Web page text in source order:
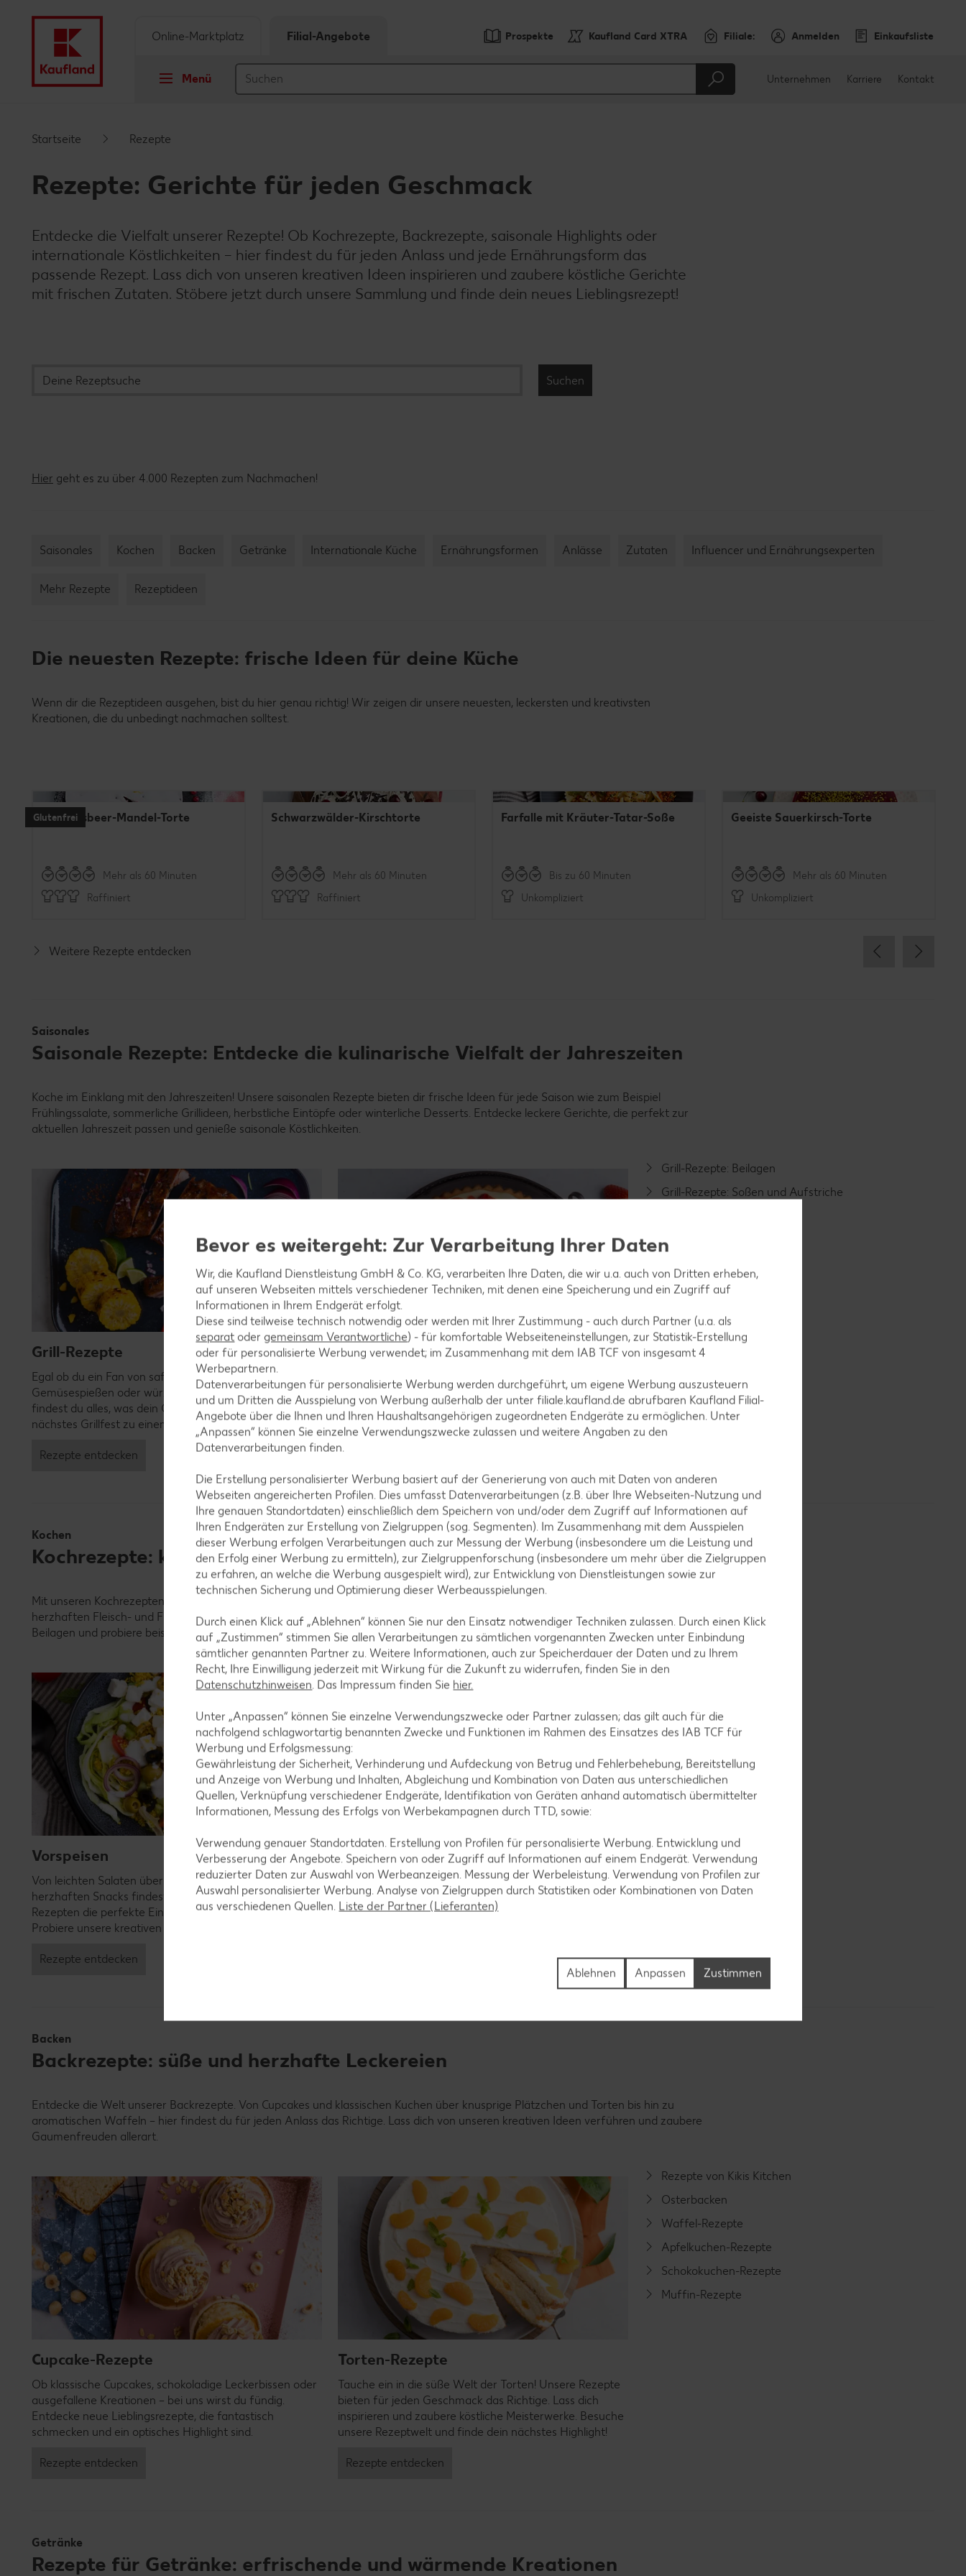
Schwebender Seitenbereich
Prospekte Kaufland Card XTRA Filiale: Anmelden Einkaufsliste
Menü
Online-Marktplatz Filial-Angebote
Unternehmen Karriere Kontakt
Startseite Rezepte
Rezepte: Gerichte für jeden Geschmack
Entdecke die Vielfalt unserer Rezepte! Ob Kochrezepte, Backrezepte, saisonale Highlights oder
internationale Köstlichkeiten – hier findest du für jeden Anlass und jede Ernährungsform das
passende Rezept. Lass dich von unseren kreativen Ideen inspirieren und zaubere köstliche Gerichte
mit frischen Zutaten. Stöbere jetzt durch unsere Sammlung und finde dein neues Lieblingsrezept!
Hier geht es zu über 4.000 Rezepten zum Nachmachen!
Saisonales Kochen Backen Getränke Internationale Küche Ernährungsformen Anlässe Zutaten Influencer und Ernährungsexperten
Mehr Rezepte Rezeptideen
Die neuesten Rezepte: frische Ideen für deine Küche
Wenn dir die Rezeptideen ausgehen, bist du hier genau richtig! Wir zeigen dir unsere neuesten, leckersten und kreativsten
Kreationen, die du unbedingt nachmachen solltest.
Glutenfrei
Johannisbeer-Mandel-Torte
Mehr als 60 Minuten
Raffiniert
Schwarzwälder-Kirschtorte
Mehr als 60 Minuten
Raffiniert
Farfalle mit Kräuter-Tatar-Soße
Bis zu 60 Minuten
Unkompliziert
Geeiste Sauerkirsch-Torte
Mehr als 60 Minuten
Unkompliziert
Weitere Rezepte entdecken
Saisonales
Saisonale Rezepte: Entdecke die kulinarische Vielfalt der Jahreszeiten
Koche im Einklang mit den Jahreszeiten! Unsere saisonalen Rezepte bieten dir frische Ideen für jede Saison wie zum Beispiel
Frühlingssalate, sommerliche Grillideen, herbstliche Eintöpfe oder winterliche Desserts. Entdecke leckere Gerichte, die perfekt zur
aktuellen Jahreszeit passen und genieße saisonale Köstlichkeiten.
Grill-Rezepte
Egal ob du ein Fan von saftigen Steaks, knackigen
Gemüsespießen oder würzigen Marinaden bist – hier
findest du alles, was dein Grillherz begehrt. Mach dein
nächstes Grillfest zu einem kulinarischen Highlight.
Rezepte entdecken
Erdbeer-Rezepte
So schmeckt der Sommer: Erdbeeren bringen Farbe und
Frische auf den Teller. Entdecke unsere besten Rezepte
für Desserts, Drinks und mehr – ideal für eine
kulinarische Erfrischung an warmen Tage!
Grill-Rezepte: Beilagen
Grill-Rezepte: Soßen und Aufstriche
Eis-Rezepte
Kochen
Kochrezepte: kreative Gerichte für jeden Tag
Mit unseren Kochrezepten bieten dir eine breite Auswahl an leckeren Gerichten. Von Pizza über Pasta bis hin zu schnellen und
herzhaften Fleisch- und Fischgerichten – hier wirst du fündig. Stöbere durch unsere Rezepte für Vorspeisen, Hauptspeisen und
Beilagen und probiere beispielsweise neue Snacks und Burger aus.
Vorspeisen
Von leichten Salaten über raffinierte Suppen bis hin zu
herzhaften Snacks findest du unter den Vorspeisen-
Rezepten die perfekte Einstimmung für jedes Menü.
Probiere unsere kreativen Rezeptideen!
Rezepte entdecken
Hauptspeisen
Finde jetzt deine neue Lieblingshauptspeise! Ob
„Gegrillter Lachs mit Zitronenpasta", „Rinderfilet mit
Whiskysoße" oder „Bandnudeln mit Pilzrahmsoße" – die
Rezepte von Verena Leister
Pizza-Rezepte
Fisch-Rezepte
Beilagen-Rezepte
Backen
Backrezepte: süße und herzhafte Leckereien
Entdecke die Welt unserer Backrezepte. Von Cupcakes und klassischen Kuchen über knusprige Plätzchen und Torten bis hin zu
aromatischen Waffeln – hier findest du für jeden Anlass das Richtige. Lass dich von unseren kreativen Ideen verführen und zaubere
Gaumenfreuden allerart.
Cupcake-Rezepte
Ob klassische Cupcakes, schokoladige Leckerbissen oder
ausgefallene Kreationen – bei uns wirst du fündig.
Entdecke neue Lieblingsrezepte, die fantastisch
schmecken und ein optisches Highlight sind.
Rezepte entdecken
Torten-Rezepte
Tauche ein in die süße Welt der Torten! Unsere Rezepte
bieten für jeden Geschmack das Richtige. Lass dich
inspirieren und zaubere köstliche Meisterwerke. Besuche
unsere Rezeptwelt und finde dein nächstes Highlight!
Rezepte entdecken
Rezepte von Kikis Kitchen
Osterbacken
Waffel-Rezepte
Apfelkuchen-Rezepte
Schokokuchen-Rezepte
Muffin-Rezepte
Getränke
Rezepte für Getränke: erfrischende und wärmende Kreationen
Bevor es weitergeht: Zur Verarbeitung Ihrer Daten
Wir, die Kaufland Dienstleistung GmbH & Co. KG, verarbeiten Ihre Daten, die wir u.a. auch von Dritten erheben,
auf unseren Webseiten mittels verschiedener Techniken, mit denen eine Speicherung und ein Zugriff auf
Informationen in Ihrem Endgerät erfolgt.
Diese sind teilweise technisch notwendig oder werden mit Ihrer Zustimmung - auch durch Partner (u.a. als
separat oder gemeinsam Verantwortliche) - für komfortable Webseiteneinstellungen, zur Statistik-Erstellung
oder für personalisierte Werbung verwendet; im Zusammenhang mit dem IAB TCF von insgesamt4
Werbepartnern.
Datenverarbeitungen für personalisierte Werbung werden durchgeführt, um eigene Werbung auszusteuern
und um Dritten die Ausspielung von Werbung außerhalb der unter filiale.kaufland.de abrufbaren Kaufland Filial-
Angebote über die Ihnen und Ihren Haushaltsangehörigen zugeordneten Endgeräte zu ermöglichen. Unter
„Anpassen“ können Sie einzelne Verwendungszwecke zulassen und weitere Angaben zu den
Datenverarbeitungen finden.
Die Erstellung personalisierter Werbung basiert auf der Generierung von auch mit Daten von anderen
Webseiten angereicherten Profilen. Dies umfasst Datenverarbeitungen (z.B. über Ihre Webseiten-Nutzung und
Ihre genauen Standortdaten) einschließlich dem Speichern von und/oder dem Zugriff auf Informationen auf
Ihren Endgeräten zur Erstellung von Zielgruppen (sog. Segmenten). Im Zusammenhang mit dem Ausspielen
dieser Werbung erfolgen Verarbeitungen auch zur Messung der Werbung (insbesondere um die Leistung und
den Erfolg einer Werbung zu ermitteln), zur Zielgruppenforschung (insbesondere um mehr über die Zielgruppen
zu erfahren, an welche die Werbung ausgespielt wird), zur Entwicklung von Dienstleistungen sowie zur
technischen Sicherung und Optimierung dieser Werbeausspielungen.
Durch einen Klick auf „Ablehnen“ können Sie nur den Einsatz notwendiger Techniken zulassen. Durch einen Klick
auf „Zustimmen“ stimmen Sie allen Verarbeitungen zu sämtlichen vorgenannten Zwecken unter Einbindung
sämtlicher genannten Partner zu. Weitere Informationen, auch zur Speicherdauer der Daten und zu Ihrem
Recht, Ihre Einwilligung jederzeit mit Wirkung für die Zukunft zu widerrufen, finden Sie in den
Datenschutzhinweisen. Das Impressum finden Sie hier.
Unter „Anpassen“ können Sie einzelne Verwendungszwecke oder Partner zulassen; das gilt auch für die
nachfolgend schlagwortartig benannten Zwecke und Funktionen im Rahmen des Einsatzes des IAB TCF für
Werbung und Erfolgsmessung:
Gewährleistung der Sicherheit, Verhinderung und Aufdeckung von Betrug und Fehlerbehebung, Bereitstellung
und Anzeige von Werbung und Inhalten, Abgleichung und Kombination von Daten aus unterschiedlichen
Quellen, Verknüpfung verschiedener Endgeräte, Identifikation von Geräten anhand automatisch übermittelter
Informationen, Messung des Erfolgs von Werbekampagnen durch TTD, sowie:
Verwendung genauer Standortdaten. Erstellung von Profilen für personalisierte Werbung. Entwicklung und
Verbesserung der Angebote. Speichern von oder Zugriff auf Informationen auf einem Endgerät. Verwendung
reduzierter Daten zur Auswahl von Werbeanzeigen. Messung der Werbeleistung. Verwendung von Profilen zur
Auswahl personalisierter Werbung. Analyse von Zielgruppen durch Statistiken oder Kombinationen von Daten
aus verschiedenen Quellen. Liste der Partner (Lieferanten)
Zustimmen
Anpassen
Ablehnen